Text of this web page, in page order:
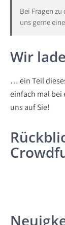
Bei Fragen
uns gerne
Wir
… ein Teil
einfach mal bei
uns auf Sie!